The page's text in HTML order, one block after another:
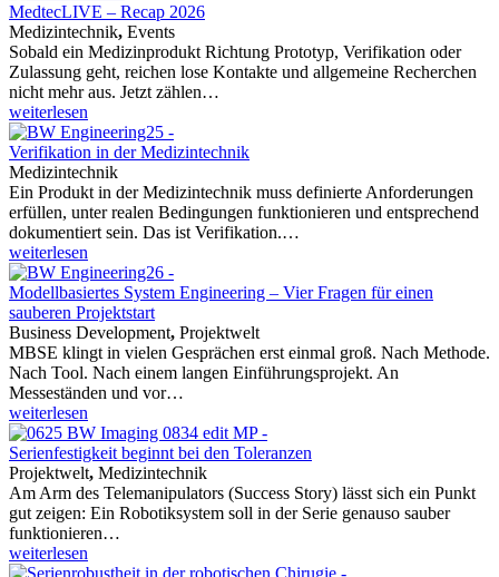
MedtecLIVE – Recap 2026
Medizintechnik, Events
Sobald ein Medizinprodukt Richtung Prototyp, Verifikation oder
Zulassung geht, reichen lose Kontakte und allgemeine Recherchen
nicht mehr aus. Jetzt zählen…
weiterlesen
Verifikation in der Medizintechnik
Medizintechnik
Ein Produkt in der Medizintechnik muss definierte Anforderungen
erfüllen, unter realen Bedingungen funktionieren und entsprechend
dokumentiert sein. Das ist Verifikation.…
weiterlesen
Modellbasiertes System Engineering – Vier Fragen für einen
sauberen Projektstart
Business Development, Projektwelt
MBSE klingt in vielen Gesprächen erst einmal groß. Nach Methode.
Nach Tool. Nach einem langen Einführungsprojekt. An
Messeständen und vor…
weiterlesen
Serienfestigkeit beginnt bei den Toleranzen
Projektwelt, Medizintechnik
Am Arm des Telemanipulators (Success Story) lässt sich ein Punkt
gut zeigen: Ein Robotiksystem soll in der Serie genauso sauber
funktionieren…
weiterlesen